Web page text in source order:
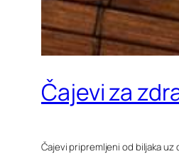
Čajevi za
Čajevi pripremljeni od biljaka uz